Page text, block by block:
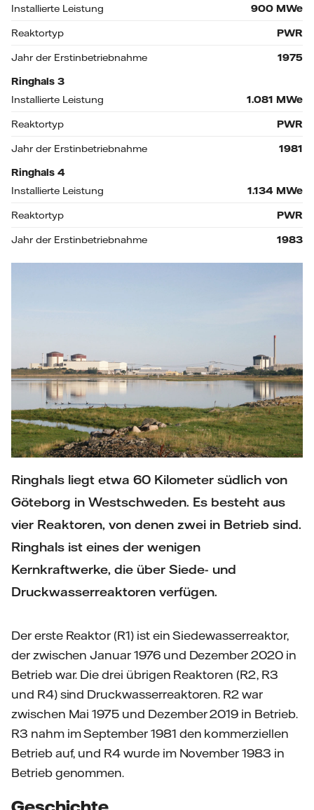
Installierte Leistung
900 MWe
Reaktortyp
PWR
Jahr der Erstinbetriebnahme
1975
Ringhals 3
Installierte Leistung
1.081 MWe
Reaktortyp
PWR
Jahr der Erstinbetriebnahme
1981
Ringhals 4
Installierte Leistung
1.134 MWe
Reaktortyp
PWR
Jahr der Erstinbetriebnahme
1983
Ringhals liegt etwa 60 Kilometer südlich von
Göteborg in Westschweden. Es besteht aus
vier Reaktoren, von denen zwei in Betrieb sind.
Ringhals ist eines der wenigen
Kernkraftwerke, die über Siede- und
Druckwasserreaktoren verfügen.
Der erste Reaktor (R1) ist ein Siedewasserreaktor,
der zwischen Januar 1976 und Dezember 2020 in
Betrieb war. Die drei übrigen Reaktoren (R2, R3
und R4) sind Druckwasserreaktoren. R2 war
zwischen Mai 1975 und Dezember 2019 in Betrieb.
R3 nahm im September 1981 den kommerziellen
Betrieb auf, und R4 wurde im November 1983 in
Betrieb genommen.